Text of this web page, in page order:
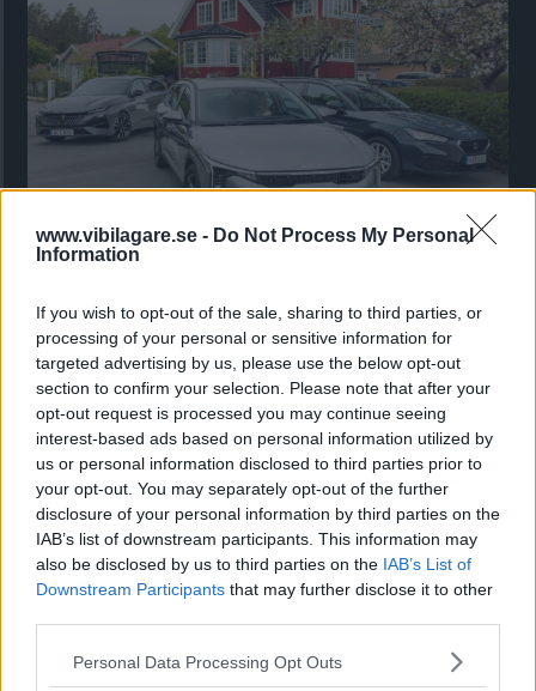
www.vibilagare.se - Do Not Process My Personal
Information
If you wish to opt-out of the sale, sharing to third parties, or
processing of your personal or sensitive information for
targeted advertising by us, please use the below opt-out
section to confirm your selection. Please note that after your
opt-out request is processed you may continue seeing
interest-based ads based on personal information utilized by
us or personal information disclosed to third parties prior to
your opt-out. You may separately opt-out of the further
disclosure of your personal information by third parties on the
IAB’s list of downstream participants. This information may
also be disclosed by us to third parties on the IAB’s List of
Downstream Participants that may further disclose it to other
Please note that this website/app uses one or more Google
Personal Data Processing Opt Outs
av ”gamlingen”
Nykomlingen fälls av en besvärande nackdel.
”God chans att bli ny favorit”